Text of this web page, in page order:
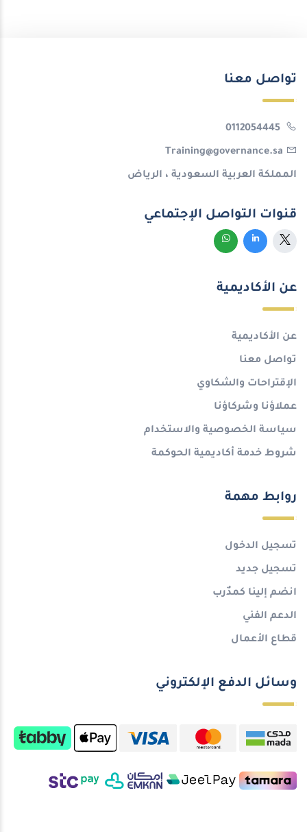
تواصل معنا
Training@governance.sa
المملكة العربية السعودية ، الرياض
قنوات التواصل الإجتماعي
عن الأكاديمية
عن الأكاديمية
تواصل معنا
الإقتراحات والشكاوي
عملاؤنا وشركاؤنا
سياسة الخصوصية والاستخدام
شروط خدمة أكاديمية الحوكمة
روابط مهمة
تسجيل الدخول
تسجيل جديد
انضم إلينا كمدٌرب
الدعم الفني
قطاع الأعمال
وسائل الدفع الإلكتروني